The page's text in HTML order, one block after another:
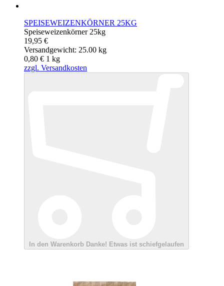
SPEISEWEIZENKÖRNER 25KG
Speiseweizenkörner 25kg
19,95 €
Versandgewicht: 25.00 kg
0,80 € 1 kg
zzgl. Versandkosten
In den Warenkorb Danke! Etwas ist schiefgelaufen